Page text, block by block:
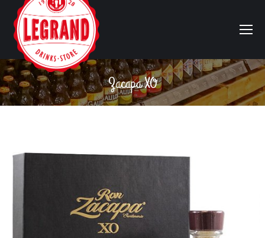
Zacapa XO
Vous êtes ici :